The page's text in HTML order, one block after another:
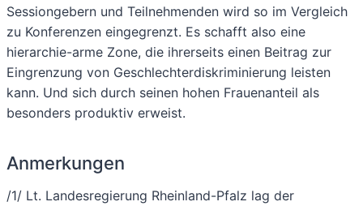
Sessiongebern und Teilnehmenden wird so im Vergleich
zu Konferenzen eingegrenzt. Es schafft also eine
hierarchie-arme Zone, die ihrerseits einen Beitrag zur
Eingrenzung von Geschlechterdiskriminierung leisten
kann. Und sich durch seinen hohen Frauenanteil als
besonders produktiv erweist.
Anmerkungen
/1/ Lt. Landesregierung Rheinland-Pfalz lag der